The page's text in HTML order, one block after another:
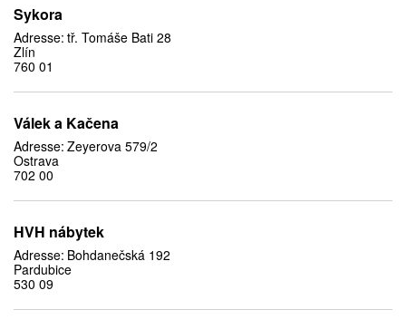
Sykora
Adresse: tř. Tomáše Bati 28
Zlín
760 01
Válek a Kačena
Adresse: Zeyerova 579/2
Ostrava
702 00
HVH nábytek
Adresse: Bohdanečská 192
Pardubice
530 09